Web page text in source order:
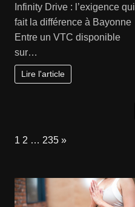
Infinity Drive : l’exigence qui
fait la différence à Bayonne
Entre un VTC disponible
sur…
Lire l'article
Page:
1 2 … 235 Next
»